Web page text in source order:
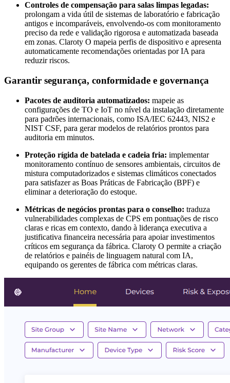
Controles de compensação para salas limpas legadas:
prolongam a vida útil de sistemas de laboratório e fabricação
antigos e incomparáveis, envolvendo-os com monitoramento
preciso da rede e validação rigorosa e automatizada baseada
em zonas. Claroty O mapeia perfis de dispositivo e apresenta
automaticamente recomendações orientadas por IA para
reduzir riscos.
Garantir segurança, conformidade e governança
Pacotes de auditoria automatizados: mapeie as
configurações de TO e IoT no nível da instalação diretamente
para padrões internacionais, como ISA/IEC 62443, NIS2 e
NIST CSF, para gerar modelos de relatórios prontos para
auditoria em minutos.
Proteção rígida de batelada e cadeia fria: implementar
monitoramento contínuo de sensores ambientais, circuitos de
mistura computadorizados e sistemas climáticos conectados
para satisfazer as Boas Práticas de Fabricação (BPF) e
eliminar a deterioração do estoque.
Métricas de negócios prontas para o conselho: traduza
vulnerabilidades complexas de CPS em pontuações de risco
claras e ricas em contexto, dando à liderança executiva a
justificativa financeira necessária para apoiar investimentos
críticos em segurança da fábrica. Claroty O permite a criação
de relatórios e painéis de linguagem natural com IA,
equipando os gerentes de fábrica com métricas claras.